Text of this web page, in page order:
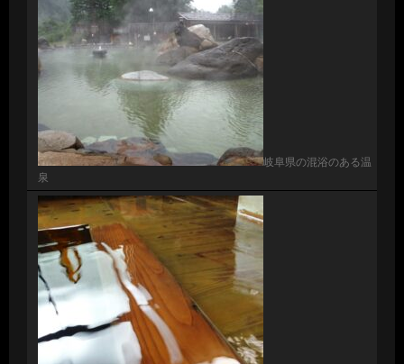
岐阜県の混浴のある温
泉